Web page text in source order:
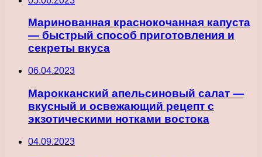
Маринованная краснокочанная капуста
— быстрый способ приготовления и
секреты вкуса
06.04.2023
Марокканский апельсиновый салат —
вкусный и освежающий рецепт с
экзотическими нотками востока
04.09.2023